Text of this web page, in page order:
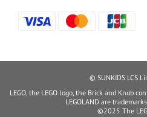
© SUNKIDS LCS
LEGO, the LEGO logo, the Brick and Knob
LEGOLAND are
©2025 The